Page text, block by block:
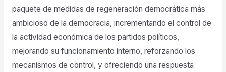
paquete de medidas de regeneración democrática más
ambicioso de la democracia, incrementando el control de
la actividad económica de los partidos políticos,
mejorando su funcionamiento interno, reforzando los
mecanismos de control, y ofreciendo una respuesta